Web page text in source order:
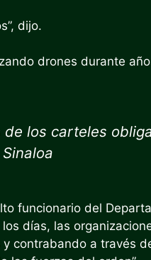
dijo.
drones durante
los carteles
funcionario del
días, las
contrabando a través